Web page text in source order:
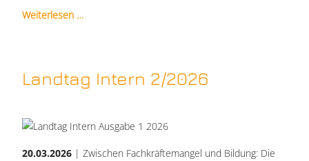
Weiterlesen …
Landtag Intern 2/2026
20.03.2026 | Zwischen Fachkräftemangel und Bildung: Die